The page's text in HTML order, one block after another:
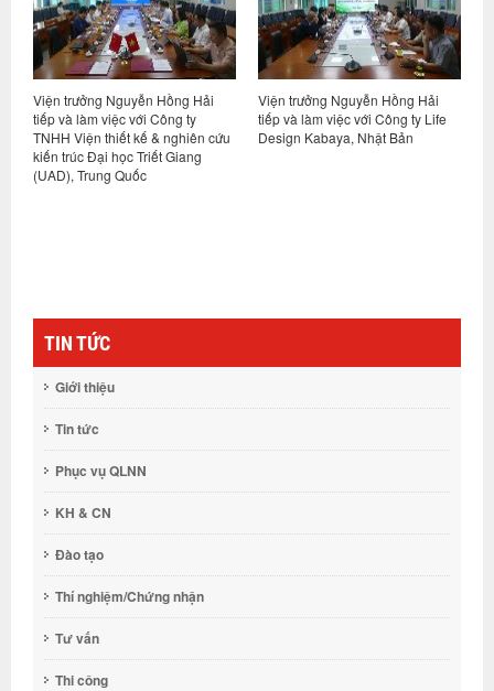
Viện trưởng Nguyễn Hồng Hải
tiếp và làm việc với Công ty
TNHH Viện thiết kế & nghiên cứu
kiến trúc Đại học Triết Giang
(UAD), Trung Quốc
Viện trưởng Nguyễn Hồng Hải
tiếp và làm việc với Công ty Life
Design Kabaya, Nhật Bản
TIN TỨC
Giới thiệu
Tin tức
Phục vụ QLNN
KH & CN
Đào tạo
Thí nghiệm/Chứng nhận
Tư vấn
Thi công